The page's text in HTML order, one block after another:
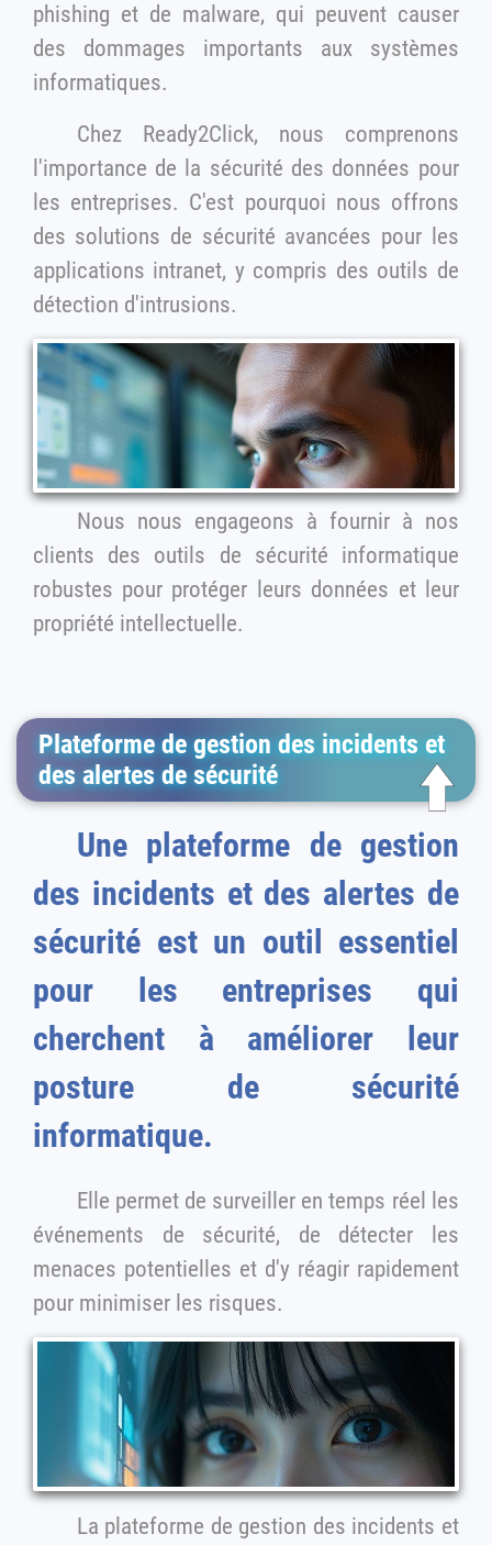
phishing et de malware, qui peuvent causer
des dommages importants aux systèmes
informatiques.
Chez Ready2Click, nous comprenons
l'importance de la sécurité des données pour
les entreprises. C'est pourquoi nous offrons
des solutions de sécurité avancées pour les
applications intranet, y compris des outils de
détection d'intrusions.
Nous nous engageons à fournir à nos
clients des outils de sécurité informatique
robustes pour protéger leurs données et leur
propriété intellectuelle.
Plateforme de gestion des incidents et
des alertes de sécurité
Une plateforme de gestion
des incidents et des alertes de
sécurité est un outil essentiel
pour les entreprises qui
cherchent à améliorer leur
posture de sécurité
informatique.
Elle permet de surveiller en temps réel les
événements de sécurité, de détecter les
menaces potentielles et d'y réagir rapidement
pour minimiser les risques.
La plateforme de gestion des incidents et